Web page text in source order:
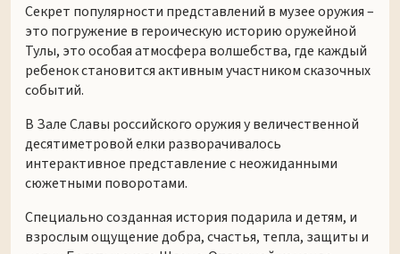
Секрет популярности представлений в музее оружия –
это погружение в героическую историю оружейной
Тулы, это особая атмосфера волшебства, где каждый
ребенок становится активным участником сказочных
событий.
В Зале Славы российского оружия у величественной
десятиметровой елки разворачивалось
интерактивное представление с неожиданными
сюжетными поворотами.
Специально созданная история подарила и детям, и
взрослым ощущение добра, счастья, тепла, защиты и